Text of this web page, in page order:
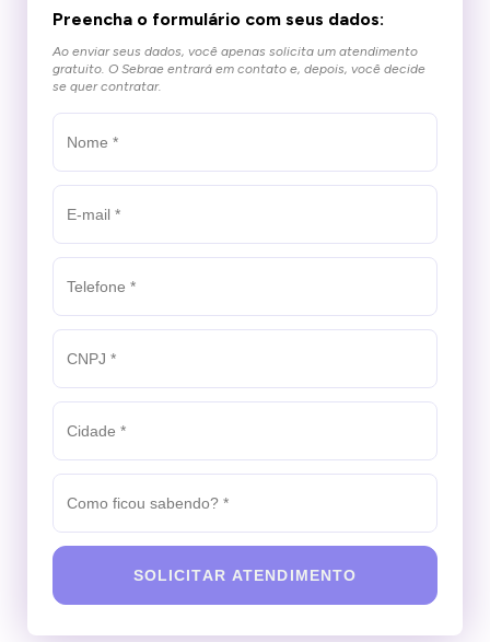
Preencha o formulário com seus dados:
Ao enviar seus dados, você apenas solicita um atendimento
gratuito. O Sebrae entrará em contato e, depois, você decide
se quer contratar.
SOLICITAR ATENDIMENTO